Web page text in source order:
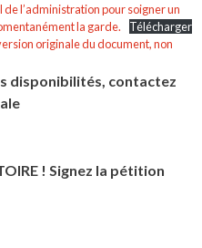
l’administration pour soigner un
la garde.
Télécharger
originale du document, non
disponibilités, contactez
! Signez la pétition